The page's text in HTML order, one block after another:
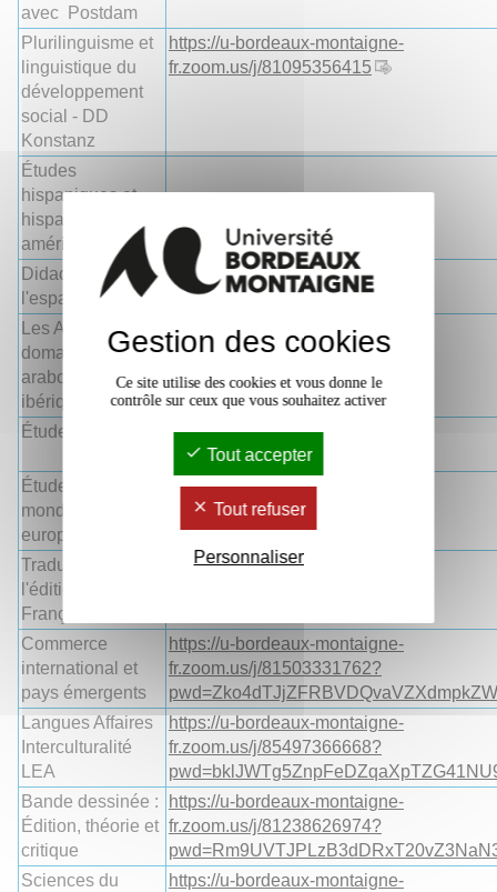
avec Postdam
Plurilinguisme et
linguistique du
développement
social - DD
Konstanz
https://u-bordeaux-montaigne-
fr.zoom.us/j/81095356415
Études
hispaniques et
hispano-
américaines
Didactique de
l'espagnol
Les Andalus :
domaines
arabophones et
ibériques
Études chinoises
https://u-bordeaux-montaigne-
fr.zoom.us/j/86095872653
Études slaves :
monde est-
européen
https://u-bordeaux-montaigne-
fr.zoom.us/j/82263105303
Traduction pour
l'édition : Anglais-
Français
Commerce
international et
pays émergents
https://u-bordeaux-montaigne-
fr.zoom.us/j/81503331762?
Langues Affaires
Interculturalité
LEA
https://u-bordeaux-montaigne-
fr.zoom.us/j/85497366668?
Bande dessinée :
Édition, théorie et
critique
https://u-bordeaux-montaigne-
fr.zoom.us/j/81238626974?
Sciences du
https://u-bordeaux-montaigne-
Gestion des cookies
Ce site utilise des cookies et vous donne le
contrôle sur ceux que vous souhaitez activer
Tout accepter
Tout refuser
Personnaliser